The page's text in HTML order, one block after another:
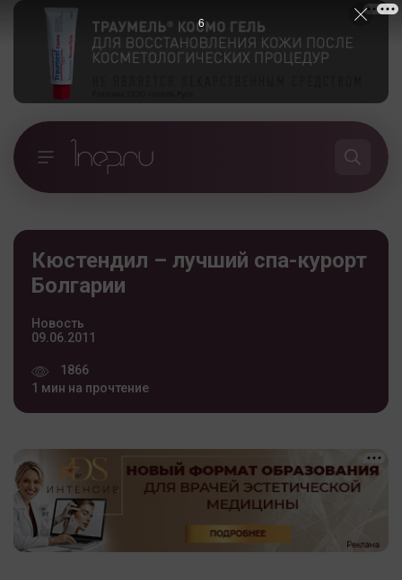
Кюстендил – лучший спа-курорт
Болгарии
Новость
09.06.2011
1866
1 мин на прочтение
5